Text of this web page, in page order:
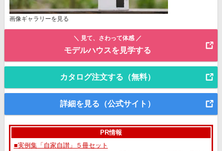
画像ギャラリーを見る
＼ 見て、さわって体感 ／
モデルハウスを見学する
カタログ注文する（無料）
詳細を見る（公式サイト）
PR情報
■実例集「自家自讃」５冊セット